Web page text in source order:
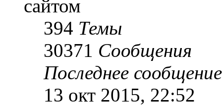
сайтом
394 Темы
30371 Сообщения
Последнее сообщение
13 окт 2015, 22:52